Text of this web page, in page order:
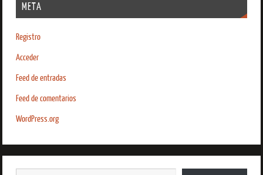
META
Registro
Acceder
Feed de entradas
Feed de comentarios
WordPress.org